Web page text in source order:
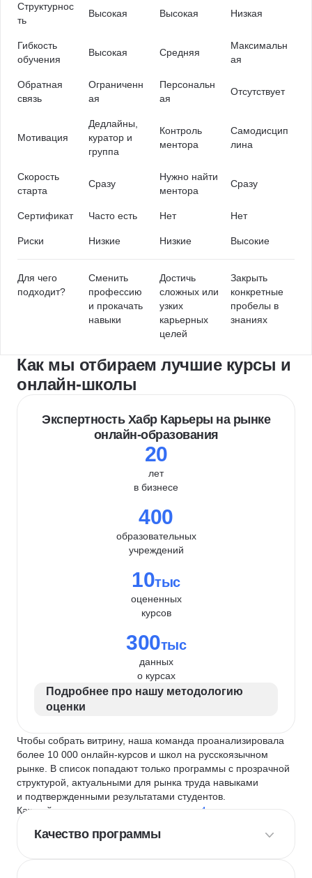
Структурнос
ть
Высокая Высокая Низкая
Гибкость
обучения
Высокая Средняя
Максимальн
ая
Обратная
связь
Ограниченн
ая
Персональн
ая
Отсутствует
Мотивация
Дедлайны,
куратор и
группа
Контроль
ментора
Самодисцип
лина
Скорость
старта
Сразу
Нужно найти
ментора
Сразу
Сертификат Часто есть Нет Нет
Риски Низкие Низкие Высокие
Для чего
подходит?
Сменить
профессию
и прокачать
навыки
Достичь
сложных или
узких
карьерных
целей
Закрыть
конкретные
пробелы в
знаниях
Как мы отбираем лучшие курсы и
онлайн-школы
Экспертность Хабр Карьеры на рынке
онлайн-образования
20
лет
в бизнесе
400
образовательных
учреждений
10тыс
оцененных
курсов
300тыс
данных
о курсах
Подробнее про нашу методологию
оценки
Чтобы собрать витрину, наша команда проанализировала
более 10 000 онлайн-курсов и школ на русскоязычном
рынке. В список попадают только программы с прозрачной
структурой, актуальными для рынка труда навыками
и подтвержденными результатами студентов.
Каждый курс и школу мы оцениваем по
4 критериям
Качество программы